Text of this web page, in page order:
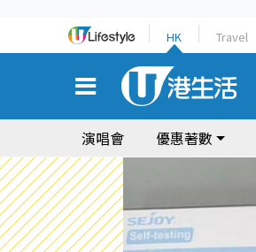
HK Travel
演唱會 優惠著數